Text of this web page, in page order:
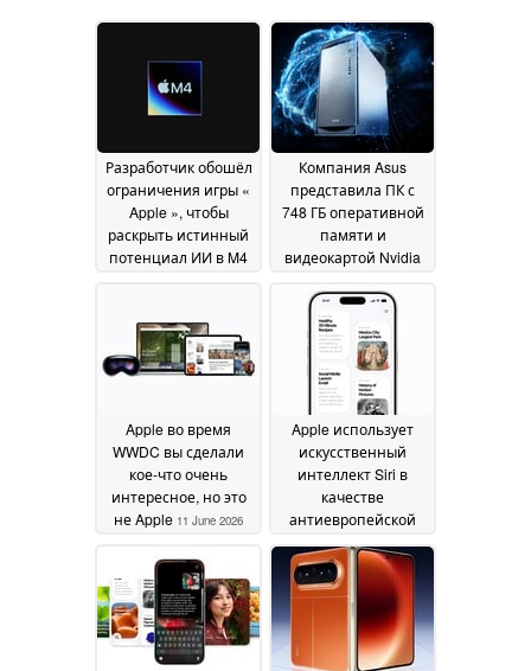
Разработчик обошёл
ограничения игры «
Apple », чтобы
раскрыть истинный
потенциал ИИ в M4
Компания Asus
представила ПК с
748 ГБ оперативной
памяти и
видеокартой Nvidia
999 долларов16 June
2026
Apple во время
WWDC вы сделали
кое-что очень
интересное, но это
не Apple 11 June 2026
Apple использует
искусственный
интеллект Siri в
качестве
антиевропейской
пропаганды, хочет
заставить
исключить DMA
June 2026